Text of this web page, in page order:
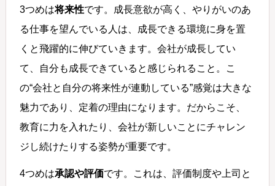
3つめは将来性です。成長意欲が高く、やりがいのあ
る仕事を望んでいる人は、成長できる環境に身を置
くと飛躍的に伸びていきます。会社が成長してい
て、自分も成長できていると感じられること。こ
の“会社と自分の将来性が連動している”感覚は大きな
魅力であり、定着の理由になります。だからこそ、
教育に力を入れたり、会社が新しいことにチャレン
ジし続けたりする姿勢が重要です。
4つめは承認や評価です。これは、評価制度や上司と